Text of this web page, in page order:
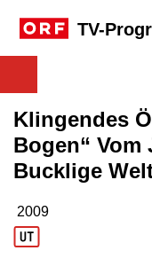
TV-
Klingendes
Bogen“
Bucklige
Produktionsjahr: 2009
2009